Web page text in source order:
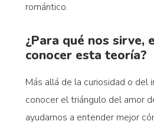
romántico.
¿Para qué nos sirve,
conocer esta teoría?
Más allá de la curiosidad o del
conocer el triángulo del amor
ayudarnos a entender mejor